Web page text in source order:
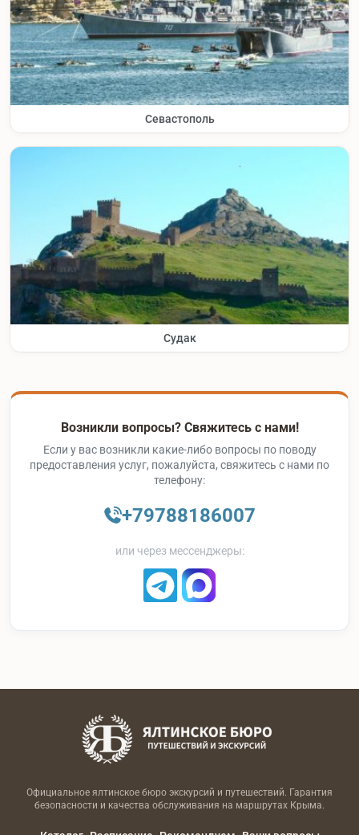
Севастополь
Судак
Возникли вопросы? Свяжитесь с нами!
Если у вас возникли какие-либо вопросы по поводу
предоставления услуг, пожалуйста, свяжитесь с нами по
телефону:
+79788186007
или через мессенджеры:
Официальное ялтинское бюро экскурсий и путешествий. Гарантия
безопасности и качества обслуживания на маршрутах Крыма.